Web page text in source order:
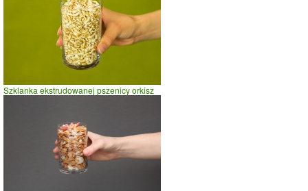
Szklanka ekstrudowanej pszenicy orkisz